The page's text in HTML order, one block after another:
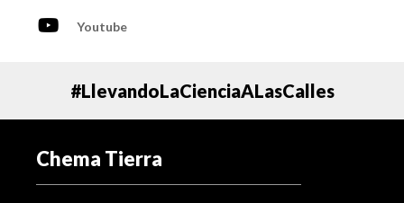
Youtube
#LlevandoLaCienciaALasCalles
Chema Tierra